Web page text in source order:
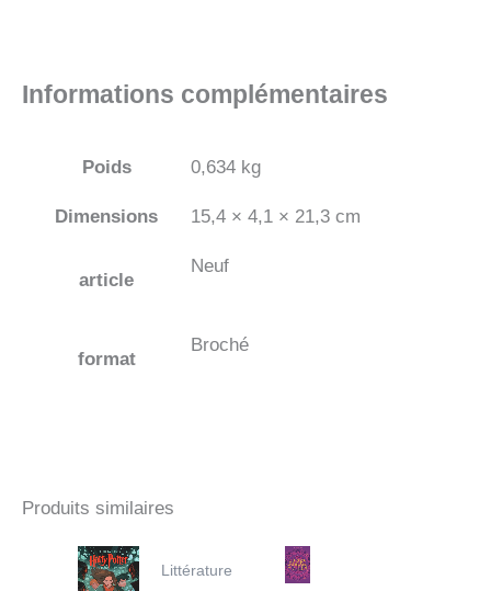
Informations complémentaires
Poids 0,634 kg
Dimensions 15,4 × 4,1 × 21,3 cm
article
Neuf
format
Broché
Produits similaires
Littérature